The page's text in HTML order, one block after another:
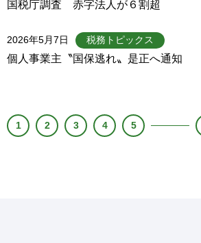
国税庁調査 赤字法人が６割超
2026年5月7日 税務トピックス
個人事業主〝国保逃れ〟是正へ通知
1 2 3 4 5